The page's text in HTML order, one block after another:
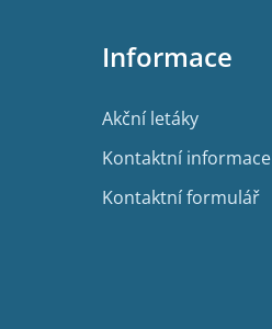
Informace
Akční letáky
Kontaktní informace
Kontaktní formulář